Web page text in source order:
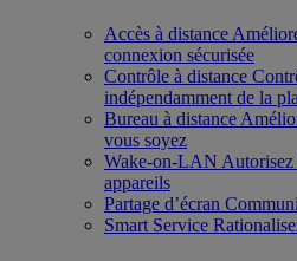
Accès à distance
connexion sécurisée
Contrôle à distance
indépendamment de la
Bureau à distance
vous soyez
Wake-on-LAN Autorisez
appareils
Partage d’écran
Smart Service